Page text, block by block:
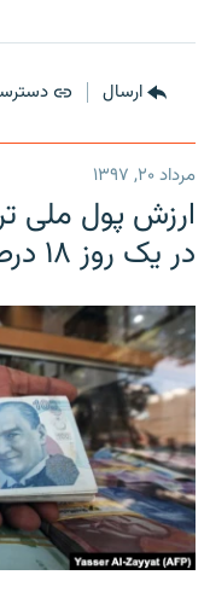
ارسال
مرداد ۲۰, ۱۳۹۷
ارزش پول ملی
در یک روز ۱۸ درصد سقوط کرد